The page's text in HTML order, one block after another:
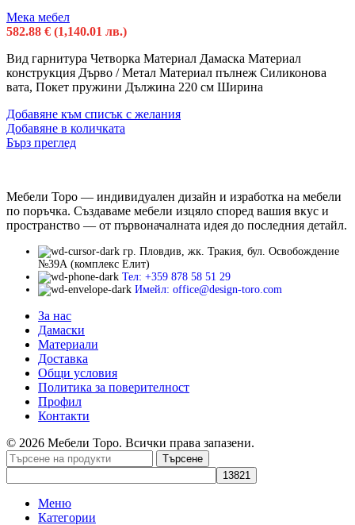
Мека мебел
582.88 € (1,140.01 лв.)
Вид гарнитура Четворка Материал Дамаска Материал
конструкция Дърво / Метал Материал пълнеж Силиконова
вата, Покет пружини Дължина 220 см Ширина
Добавяне към списък с желания
Добавяне в количката
Бърз преглед
Мебели Торо — индивидуален дизайн и изработка на мебели
по поръчка. Създаваме мебели изцяло според вашия вкус и
пространство — от първоначалната идея до последния детайл.
гр. Пловдив, жк. Тракия, бул. Освобождение
№39А (комплекс Елит)
Тел: +359 878 58 51 29
Имейл: office@design-toro.com
За нас
Дамаски
Материали
Доставка
Общи условия
Политика за поверителност
Профил
Контакти
© 2026 Мебели Торо. Всички права запазени.
Търсене
Меню
Категории